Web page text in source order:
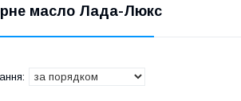
масло Лада-Люкс